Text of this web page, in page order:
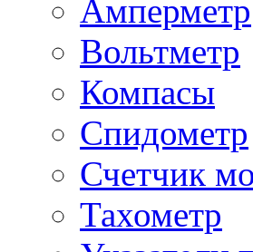
Амперметр
Вольтметр
Компасы
Спидометр
Счетчик
Тахометр